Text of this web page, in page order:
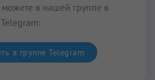
в нашей группе в
Telegram:
в группе Telegram